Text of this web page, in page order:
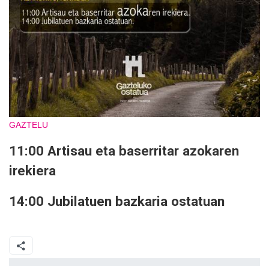
GAZTELU
11:00 Artisau eta baserritar azokaren
irekiera
14:00 Jubilatuen bazkaria ostatuan